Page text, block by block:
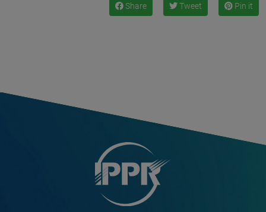
Share Tweet Pin it